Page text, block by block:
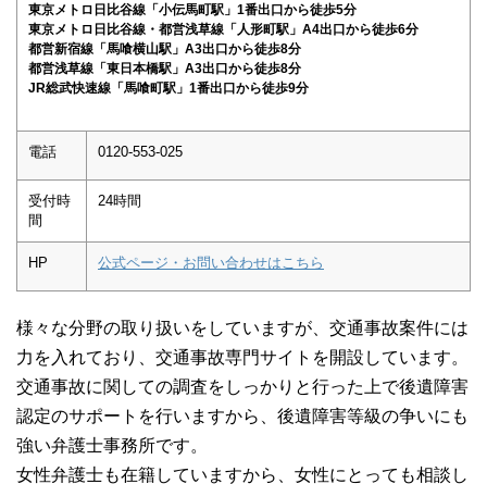
東京メトロ日比谷線「小伝馬町駅」1番出口から徒歩5分
東京メトロ日比谷線・都営浅草線「人形町駅」A4出口から徒歩6分
都営新宿線「馬喰横山駅」A3出口から徒歩8分
都営浅草線「東日本橋駅」A3出口から徒歩8分
JR総武快速線「馬喰町駅」1番出口から徒歩9分
電話 0120-553-025
受付時
間
24時間
HP 公式ページ・お問い合わせはこちら
様々な分野の取り扱いをしていますが、交通事故案件には
力を入れており、交通事故専門サイトを開設しています。
交通事故に関しての調査をしっかりと行った上で後遺障害
認定のサポートを行いますから、後遺障害等級の争いにも
強い弁護士事務所です。
女性弁護士も在籍していますから、女性にとっても相談し